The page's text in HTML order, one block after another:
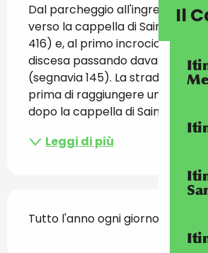
Il
Dal parcheggio all'ingresso del
verso la cappella di Saint-
416) e, al primo incrocio, gira a
discesa passando davanti alla
(segnavia 145). La strada sale
prima di raggiungere un nuovo
dopo la cappella di Saint-Roch....
Leggi di più
Tutto l'anno ogni giorno.